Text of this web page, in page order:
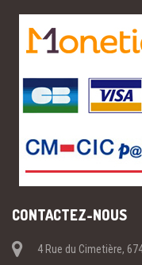
CONTACTEZ-NOUS
4 Rue du Cimetière,